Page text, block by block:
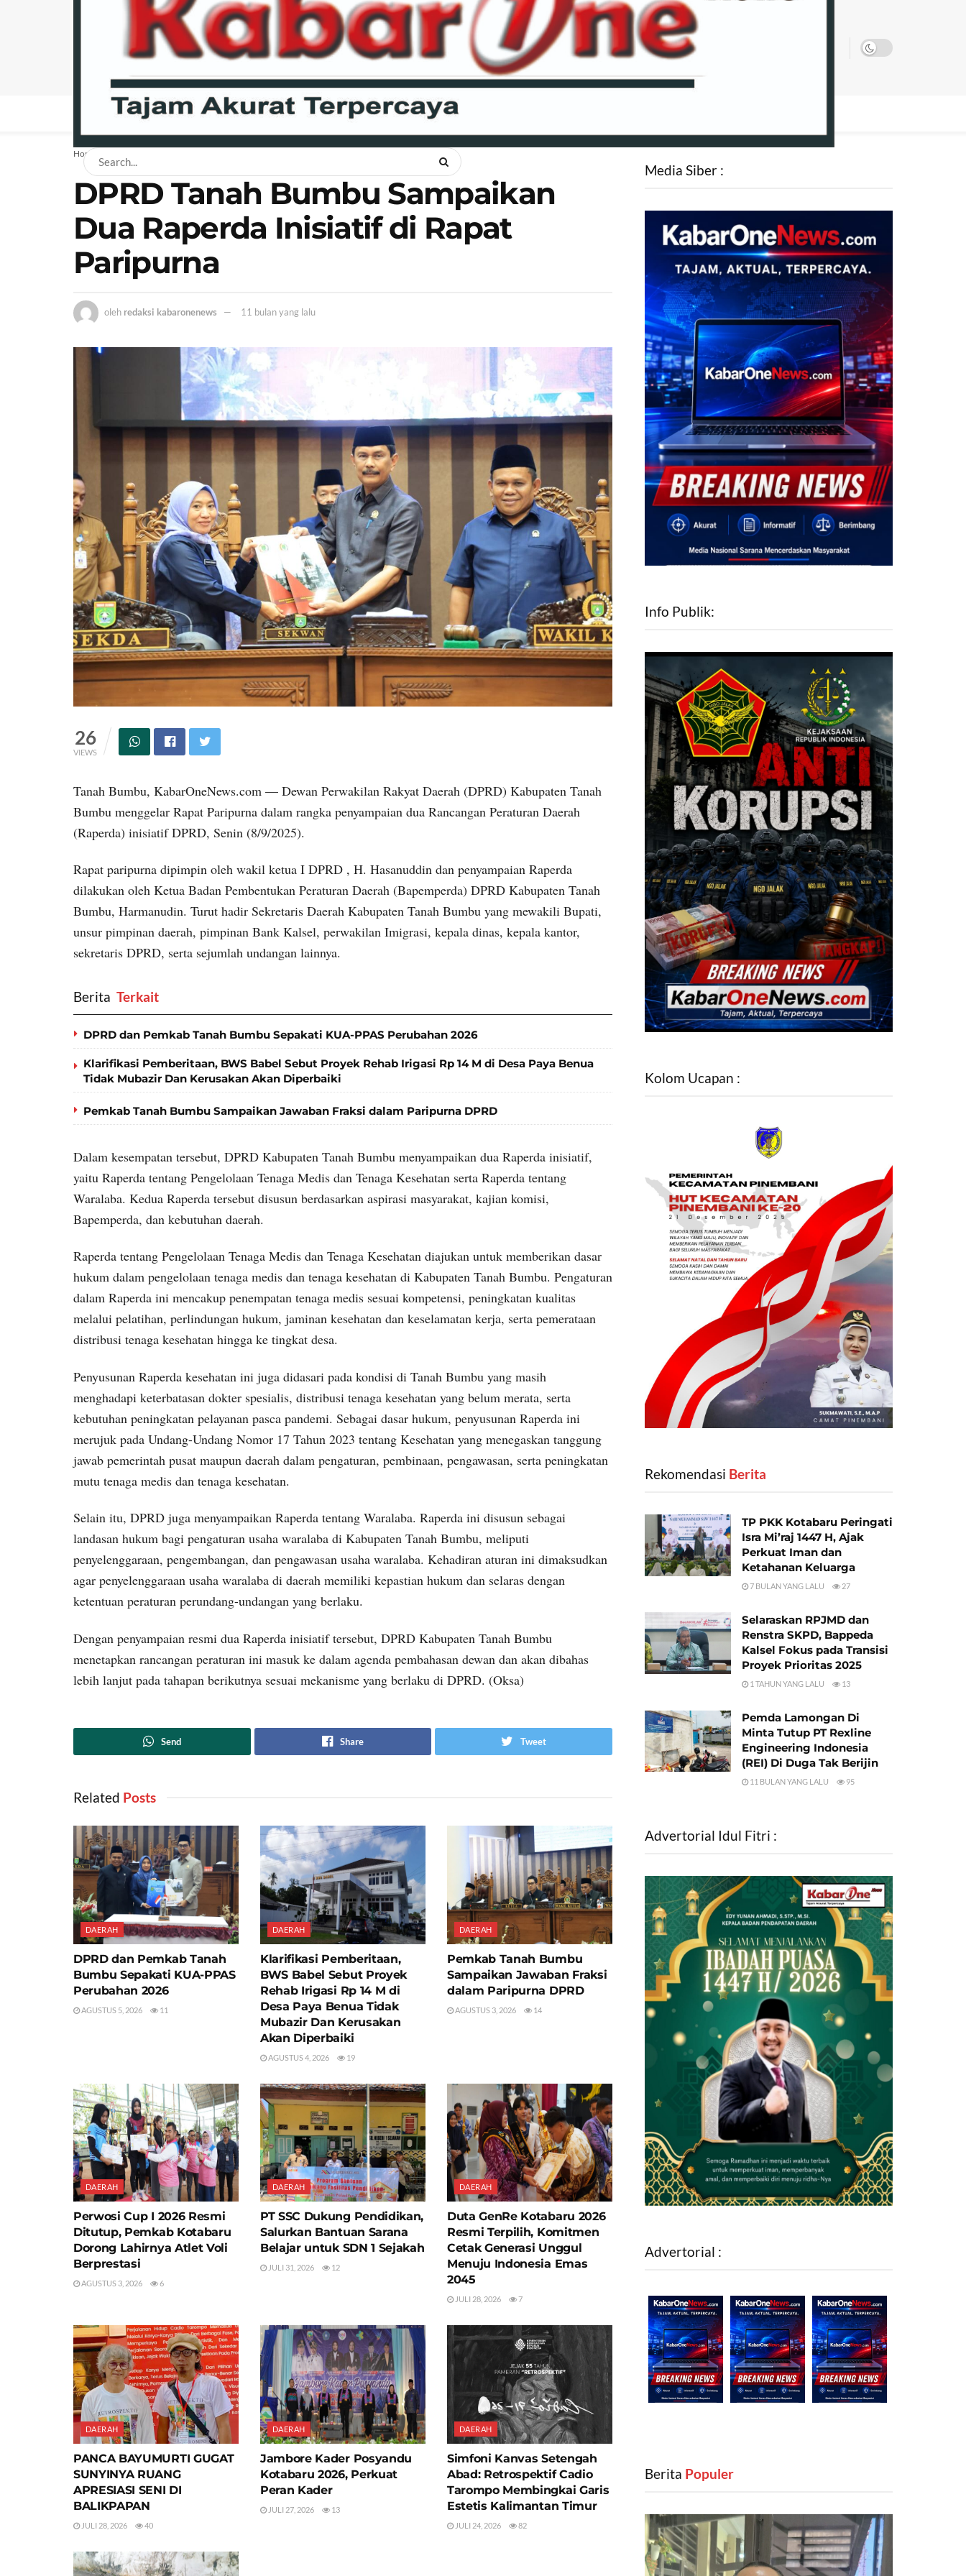
BERANDA NEWS BISNIS EKONOMI HANKAM OPINI HUKUM
Home
DPRD Tanah Bumbu Sampaikan
Dua Raperda Inisiatif di Rapat
Paripurna
oleh redaksi kabaronenews 11 bulan yang lalu
26
VIEWS
Tanah Bumbu, KabarOneNews.com — Dewan Perwakilan Rakyat Daerah (DPRD) Kabupaten Tanah
Bumbu menggelar Rapat Paripurna dalam rangka penyampaian dua Rancangan Peraturan Daerah
(Raperda) inisiatif DPRD, Senin (8/9/2025).
Rapat paripurna dipimpin oleh wakil ketua I DPRD , H. Hasanuddin dan penyampaian Raperda
dilakukan oleh Ketua Badan Pembentukan Peraturan Daerah (Bapemperda) DPRD Kabupaten Tanah
Bumbu, Harmanudin. Turut hadir Sekretaris Daerah Kabupaten Tanah Bumbu yang mewakili Bupati,
unsur pimpinan daerah, pimpinan Bank Kalsel, perwakilan Imigrasi, kepala dinas, kepala kantor,
sekretaris DPRD, serta sejumlah undangan lainnya.
Berita ‎ Terkait
DPRD dan Pemkab Tanah Bumbu Sepakati KUA-PPAS Perubahan 2026
Klarifikasi Pemberitaan, BWS Babel Sebut Proyek Rehab Irigasi Rp 14 M di Desa Paya Benua
Tidak Mubazir Dan Kerusakan Akan Diperbaiki
Pemkab Tanah Bumbu Sampaikan Jawaban Fraksi dalam Paripurna DPRD
Dalam kesempatan tersebut, DPRD Kabupaten Tanah Bumbu menyampaikan dua Raperda inisiatif,
yaitu Raperda tentang Pengelolaan Tenaga Medis dan Tenaga Kesehatan serta Raperda tentang
Waralaba. Kedua Raperda tersebut disusun berdasarkan aspirasi masyarakat, kajian komisi,
Bapemperda, dan kebutuhan daerah.
Raperda tentang Pengelolaan Tenaga Medis dan Tenaga Kesehatan diajukan untuk memberikan dasar
hukum dalam pengelolaan tenaga medis dan tenaga kesehatan di Kabupaten Tanah Bumbu. Pengaturan
dalam Raperda ini mencakup penempatan tenaga medis sesuai kompetensi, peningkatan kualitas
melalui pelatihan, perlindungan hukum, jaminan kesehatan dan keselamatan kerja, serta pemerataan
distribusi tenaga kesehatan hingga ke tingkat desa.
Penyusunan Raperda kesehatan ini juga didasari pada kondisi di Tanah Bumbu yang masih
menghadapi keterbatasan dokter spesialis, distribusi tenaga kesehatan yang belum merata, serta
kebutuhan peningkatan pelayanan pasca pandemi. Sebagai dasar hukum, penyusunan Raperda ini
merujuk pada Undang-Undang Nomor 17 Tahun 2023 tentang Kesehatan yang menegaskan tanggung
jawab pemerintah pusat maupun daerah dalam pengaturan, pembinaan, pengawasan, serta peningkatan
mutu tenaga medis dan tenaga kesehatan.
Selain itu, DPRD juga menyampaikan Raperda tentang Waralaba. Raperda ini disusun sebagai
landasan hukum bagi pengaturan usaha waralaba di Kabupaten Tanah Bumbu, meliputi
penyelenggaraan, pengembangan, dan pengawasan usaha waralaba. Kehadiran aturan ini dimaksudkan
agar penyelenggaraan usaha waralaba di daerah memiliki kepastian hukum dan selaras dengan
ketentuan peraturan perundang-undangan yang berlaku.
Dengan penyampaian resmi dua Raperda inisiatif tersebut, DPRD Kabupaten Tanah Bumbu
menetapkan rancangan peraturan ini masuk ke dalam agenda pembahasan dewan dan akan dibahas
lebih lanjut pada tahapan berikutnya sesuai mekanisme yang berlaku di DPRD. (Oksa)
Send Share Tweet
Related ‎ Posts
DAERAH
DPRD dan Pemkab Tanah
Bumbu Sepakati KUA-PPAS
Perubahan 2026
AGUSTUS 5, 2026 11
DAERAH
Klarifikasi Pemberitaan,
BWS Babel Sebut Proyek
Rehab Irigasi Rp 14 M di
Desa Paya Benua Tidak
Mubazir Dan Kerusakan
Akan Diperbaiki
AGUSTUS 4, 2026 19
DAERAH
Pemkab Tanah Bumbu
Sampaikan Jawaban Fraksi
dalam Paripurna DPRD
AGUSTUS 3, 2026 14
DAERAH
Perwosi Cup I 2026 Resmi
Ditutup, Pemkab Kotabaru
Dorong Lahirnya Atlet Voli
Berprestasi
AGUSTUS 3, 2026 6
DAERAH
PT SSC Dukung Pendidikan,
Salurkan Bantuan Sarana
Belajar untuk SDN 1 Sejakah
JULI 31, 2026 12
DAERAH
Duta GenRe Kotabaru 2026
Resmi Terpilih, Komitmen
Cetak Generasi Unggul
Menuju Indonesia Emas
2045
JULI 28, 2026 7
DAERAH
PANCA BAYUMURTI GUGAT
SUNYINYA RUANG
APRESIASI SENI DI
BALIKPAPAN
JULI 28, 2026 40
DAERAH
Jambore Kader Posyandu
Kotabaru 2026, Perkuat
Peran Kader
JULI 27, 2026 13
DAERAH
Simfoni Kanvas Setengah
Abad: Retrospektif Cadio
Tarompo Membingkai Garis
Estetis Kalimantan Timur
JULI 24, 2026 82
Media Siber :
Info Publik:
Kolom Ucapan :
Rekomendasi ‎ Berita
TP PKK Kotabaru Peringati
Isra Mi’raj 1447 H, Ajak
Perkuat Iman dan
Ketahanan Keluarga
7 BULAN YANG LALU 27
Selaraskan RPJMD dan
Renstra SKPD, Bappeda
Kalsel Fokus pada Transisi
Proyek Prioritas 2025
1 TAHUN YANG LALU 13
Pemda Lamongan Di
Minta Tutup PT Rexline
Engineering Indonesia
(REI) Di Duga Tak Berijin
11 BULAN YANG LALU 95
Advertorial Idul Fitri :
Advertorial :
Berita ‎ Populer